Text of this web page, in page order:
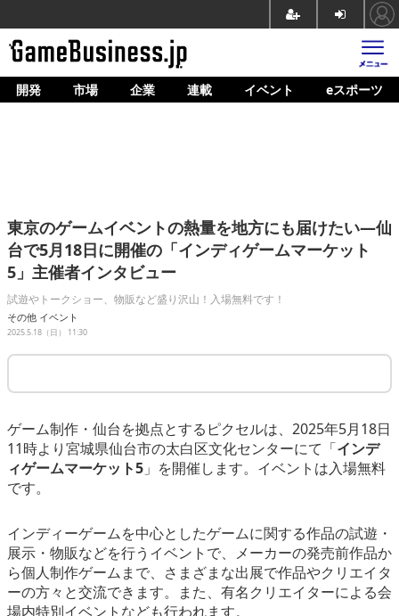
ホーム
企業動向
人材育成
産業政策
開発 市場 企業 連載 イベント eスポーツ
東京のゲームイベントの熱量を地方にも届けたい―仙
台で5月18日に開催の「インディゲームマーケット
5」主催者インタビュー
試遊やトークショー、物販など盛り沢山！入場無料です！
その他 イベント
2025.5.18（日） 11:30
ゲーム制作・仙台を拠点とするピクセルは、2025年5月18日
11時より宮城県仙台市の太白区文化センターにて「インデ
ィゲームマーケット5 」を開催します。イベントは入場無料
です。
インディーゲームを中心としたゲームに関する作品の試遊・
展示・物販などを行うイベントで、メーカーの発売前作品か
ら個人制作ゲームまで、さまざまな出展で作品やクリエイタ
ーの方々と交流できます。また、有名クリエイターによる会
場内特別イベントなども行われます。